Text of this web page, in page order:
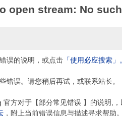
open stream: No
误的说明，或点击 「使用必应搜索」。
错误。请您稍后再试，或联系站长。
官方对于【部分常见错误 】的说明,，
，附上当前错误信息与描述寻求帮助